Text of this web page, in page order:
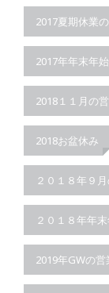
2017夏期休業
2017年年末年
2018１１月の
2018お盆休み
２０１８年９
２０１８年年
2019年GWの